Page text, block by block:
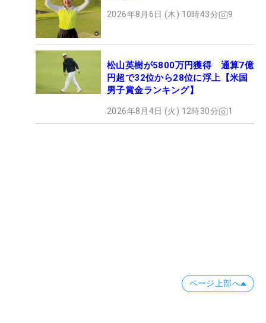
2026年8月6日 (木) 10時43分 9
松山英樹が5800万円獲得 通算7億
円超で32位から28位に浮上【米国
男子賞金ランキング】
2026年8月4日 (火) 12時30分 1
ページ上部へ